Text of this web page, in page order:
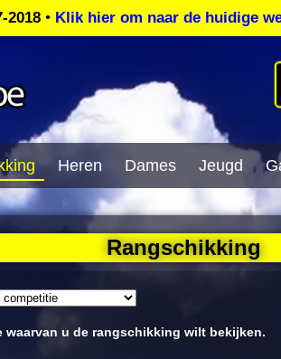
2018 • Klik hier om naar de huidige
Heren Dames Jeugd
Rangschikking
waarvan u de rangschikking wilt bekijken.